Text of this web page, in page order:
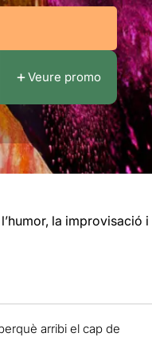
Veure promo
la improvisació i
arribi el cap de